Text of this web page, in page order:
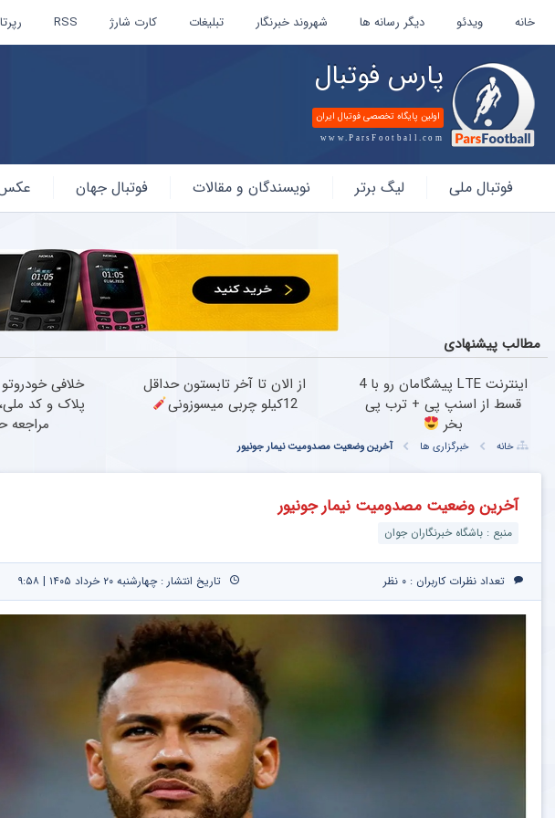
خانه ویدئو دیگر رسانه ها شهروند خبرنگار تبلیغات کارت شارژ RSS
پارس فوتبال
اولین پایگاه تخصصی فوتبال ایران
www.ParsFootball.com
فوتبال
فوتبال ملی لیگ برتر نویسندگان و مقالات فوتبال جهان عکس
مطالب پیشنهادی
اینترنت LTE پیشگامان رو با 4
قسط از اسنپ پی + ترب پی
بخر
از الان تا آخر تابستون حداقل
12کیلو چربی میسوزونی
خلافی خودروتو
پلاک و کد
مراجعه
خانه خبرگزاری ها آخرین وضعیت مصدومیت نیمار جونیور
آخرین وضعیت مصدومیت نیمار جونیور
منبع : باشگاه خبرنگاران جوان
تعداد نظرات کاربران : ۰ نظر تاریخ انتشار : چهارشنبه ۲۰ خرداد ۱۴۰۵ | ۹:۵۸